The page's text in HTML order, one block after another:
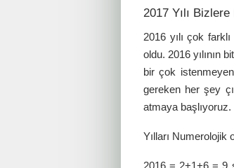
2017 Yılı
2016 yılı çok
oldu. 2016 yılının
bir çok
gereken her şey
atmaya
Yılları Numerolojik
2016 = 2+1+6 = 9